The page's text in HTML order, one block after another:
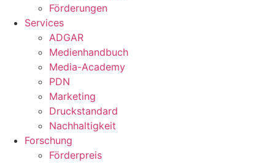
Förderungen
Services
ADGAR
Medienhandbuch
Media-Academy
PDN
Marketing
Druckstandard
Nachhaltigkeit
Forschung
Förderpreis